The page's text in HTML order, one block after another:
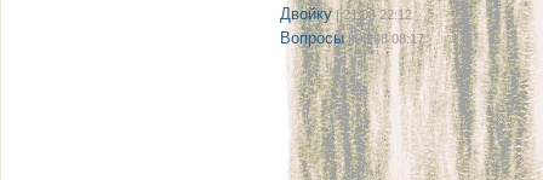
Двойку| 21.08 22:12
Вопросы| 08.08 08:17